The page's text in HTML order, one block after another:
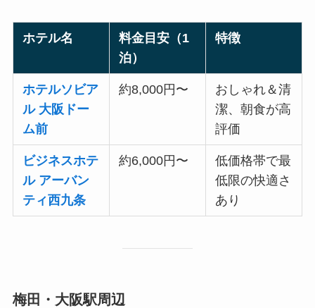
ホテル名
料金目安（1
泊）
特徴
ホテルソビア
ル 大阪ドー
ム前
約8,000円〜
おしゃれ＆清
潔、朝食が高
評価
ビジネスホテ
ル アーバン
ティ西九条
約6,000円〜
低価格帯で最
低限の快適さ
あり
梅田・大阪駅周辺